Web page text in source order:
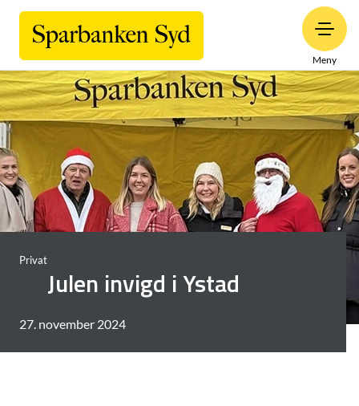
Meny
Privat
Julen invigd i Ystad
27. november 2024